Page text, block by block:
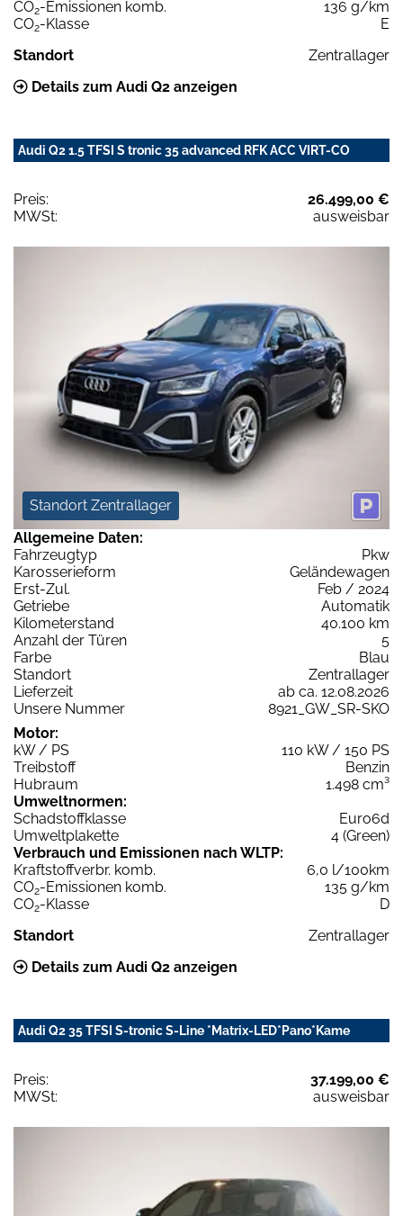
CO2-Emissionen komb.
136 g/km
CO2-Klasse
E
Standort
Zentrallager
Details zum Audi Q2 anzeigen
Audi Q2 1.5 TFSI S tronic 35 advanced RFK ACC VIRT-CO
Preis:
26.499,00 €
MWSt:
ausweisbar
Standort Zentrallager
Allgemeine Daten:
Fahrzeugtyp
Pkw
Karosserieform
Geländewagen
Erst-Zul.
Feb / 2024
Getriebe
Automatik
Kilometerstand
40.100 km
Anzahl der Türen
5
Farbe
Blau
Standort
Zentrallager
Lieferzeit
ab ca. 12.08.2026
Unsere Nummer
8921_GW_SR-SKO
Motor:
kW / PS
110 kW / 150 PS
Treibstoff
Benzin
Hubraum
1.498 cm³
Umweltnormen:
Schadstoffklasse
Euro6d
Umweltplakette
4 (Green)
Verbrauch und Emissionen nach WLTP:
Kraftstoffverbr. komb.
6,0 l/100km
CO2-Emissionen komb.
135 g/km
CO2-Klasse
D
Standort
Zentrallager
Details zum Audi Q2 anzeigen
Audi Q2 35 TFSI S-tronic S-Line *Matrix-LED*Pano*Kame
Preis:
37.199,00 €
MWSt:
ausweisbar